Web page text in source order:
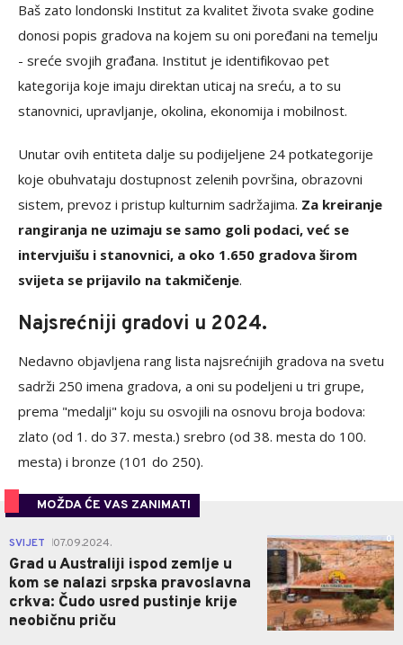
Baš zato londonski Institut za kvalitet života svake godine
donosi popis gradova na kojem su oni poređani na temelju
- sreće svojih građana. Institut je identifikovao pet
kategorija koje imaju direktan uticaj na sreću, a to su
stanovnici, upravljanje, okolina, ekonomija i mobilnost.
Unutar ovih entiteta dalje su podijeljene 24 potkategorije
koje obuhvataju dostupnost zelenih površina, obrazovni
sistem, prevoz i pristup kulturnim sadržajima. Za kreiranje
rangiranja ne uzimaju se samo goli podaci, već se
intervjuišu i stanovnici, a oko 1.650 gradova širom
svijeta se prijavilo na takmičenje.
Najsrećniji gradovi u 2024.
Nedavno objavljena rang lista najsrećnijih gradova na svetu
sadrži 250 imena gradova, a oni su podeljeni u tri grupe,
prema "medalji" koju su osvojili na osnovu broja bodova:
zlato (od 1. do 37. mesta.) srebro (od 38. mesta do 100.
mesta) i bronze (101 do 250).
MOŽDA ĆE VAS ZANIMATI
SVIJET 07.09.2024.
Grad u Australiji ispod zemlje u
kom se nalazi srpska pravoslavna
crkva: Čudo usred pustinje krije
neobičnu priču
0